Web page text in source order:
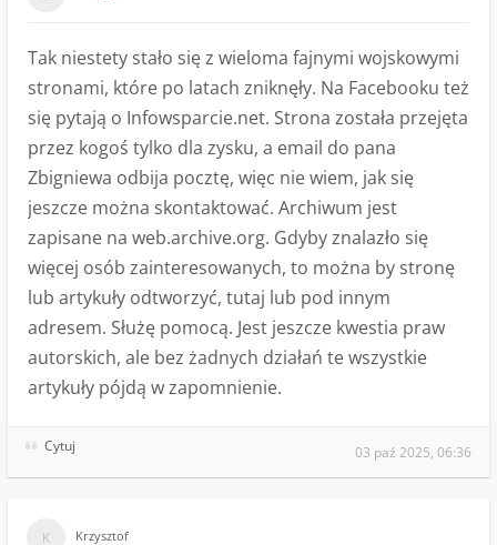
Tak niestety stało się z wieloma fajnymi wojskowymi
stronami, które po latach zniknęły. Na Facebooku też
się pytają o Infowsparcie.net. Strona została przejęta
przez kogoś tylko dla zysku, a email do pana
Zbigniewa odbija pocztę, więc nie wiem, jak się
jeszcze można skontaktować. Archiwum jest
zapisane na web.archive.org. Gdyby znalazło się
więcej osób zainteresowanych, to można by stronę
lub artykuły odtworzyć, tutaj lub pod innym
adresem. Służę pomocą. Jest jeszcze kwestia praw
autorskich, ale bez żadnych działań te wszystkie
artykuły pójdą w zapomnienie.
Cytuj 03 paź 2025, 06:36
Krzysztof